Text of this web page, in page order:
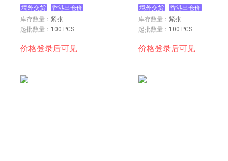
境外交货
香港出仓价
库存数量： 紧张
起批数量： 100 PCS
价格登录后可见
境外交货
香港出仓价
库存数量： 紧张
起批数量： 100 PCS
价格登录后可见